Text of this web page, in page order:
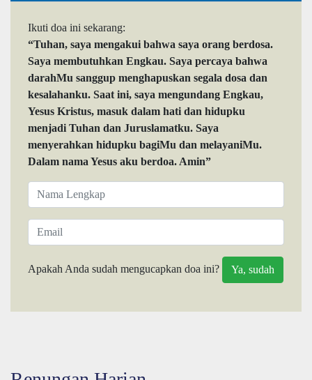
Ikuti doa ini sekarang:
“Tuhan, saya mengakui bahwa saya orang berdosa.
Saya membutuhkan Engkau. Saya percaya bahwa
darahMu sanggup menghapuskan segala dosa dan
kesalahanku. Saat ini, saya mengundang Engkau,
Yesus Kristus, masuk dalam hati dan hidupku
menjadi Tuhan dan Juruslamatku. Saya
menyerahkan hidupku bagiMu dan melayaniMu.
Dalam nama Yesus aku berdoa. Amin”
Apakah Anda sudah mengucapkan doa ini?